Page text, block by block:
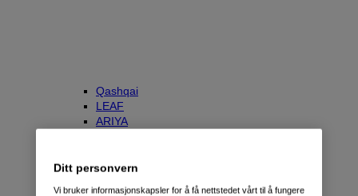
Qashqai
LEAF
ARIYA
e-NV200 Evalia
Ditt personvern
Vi bruker informasjonskapsler for å få nettstedet vårt til å fungere